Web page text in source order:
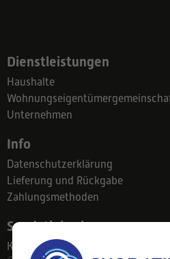
Dienstleistungen
Haushalte
Unternehmen
Info
Datenschutzerklärung
Lieferung und Rückgabe
Zahlungsmethoden
Suodatinkeskus
Kontakt